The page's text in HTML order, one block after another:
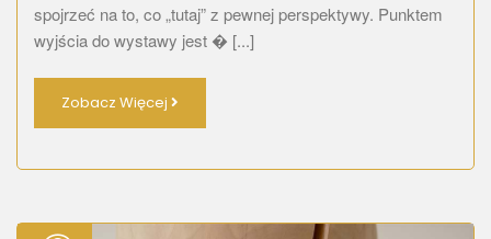
spojrzeć na to, co „tutaj” z pewnej perspektywy. Punktem
wyjścia do wystawy jest � [...]
Zobacz Więcej